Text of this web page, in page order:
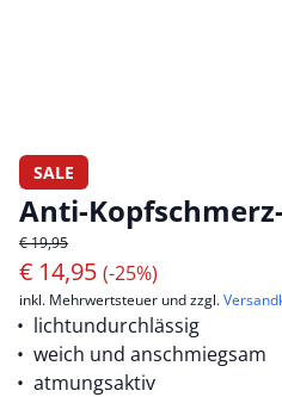
SALE
Anti-
€ 19,95
€ 14,95 (-25%)
inkl. Mehrwertsteuer und zzgl.
lichtundurchlässig
weich und anschmiegsam
atmungsaktiv